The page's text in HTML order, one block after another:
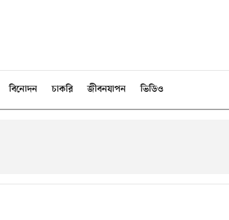
বিনোদন চাকরি জীবনযাপন ভিডিও